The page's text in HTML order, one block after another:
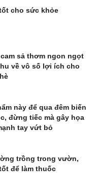
cho sức khỏe
sả thơm ngon ngọt
về vô số lợi ích cho
này để qua đêm biến
đừng tiếc mà gây họa
tay vứt bỏ
trồng trong vườn,
để làm thuốc